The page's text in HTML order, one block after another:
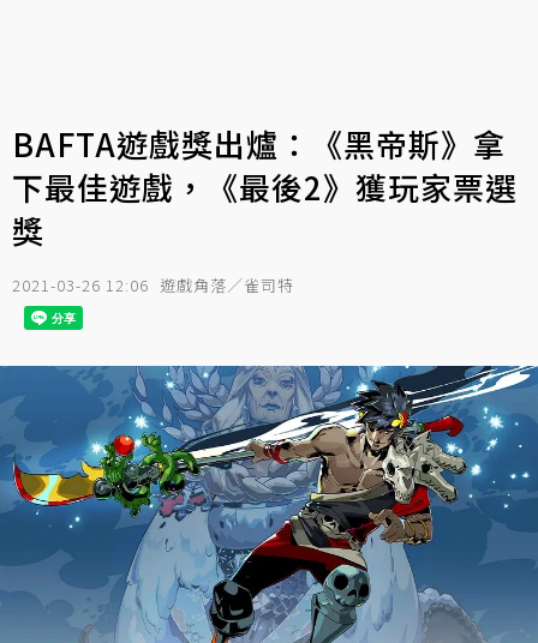
BAFTA遊戲獎出爐：《黑帝斯》拿
下最佳遊戲，《最後2》獲玩家票選
獎
2021-03-26 12:06 遊戲角落／雀司特